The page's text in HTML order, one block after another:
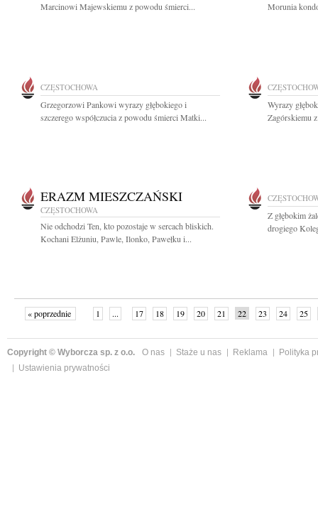
Marcinowi Majewskiemu z powodu śmierci...
Morunia
CZĘSTOCHOWA
Grzegorzowi Pankowi wyrazy głębokiego i
szczerego współczucia z powodu śmierci Matki...
Wyrazy
Zagórskiemu
ERAZM MIESZCZAŃSKI
CZĘSTOCHOWA
Nie odchodzi Ten, kto pozostaje w sercach bliskich.
Kochani Elżuniu, Pawle, Ilonko, Pawełku i...
Z głębokim
drogiego
« poprzednie 1 ... 17 18 19 20 21 22 23 24
25
Copyright © Wyborcza sp. z o.o. O nas Staże u nas Reklama
Polityka
Ustawienia prywatności